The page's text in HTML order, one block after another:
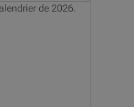
de 2026.